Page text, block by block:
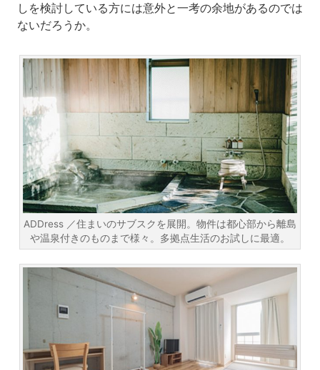
しを検討している方には意外と一考の余地があるのでは
ないだろうか。
ADDress ／住まいのサブスクを展開。物件は都心部から離島
や温泉付きのものまで様々。多拠点生活のお試しに最適。